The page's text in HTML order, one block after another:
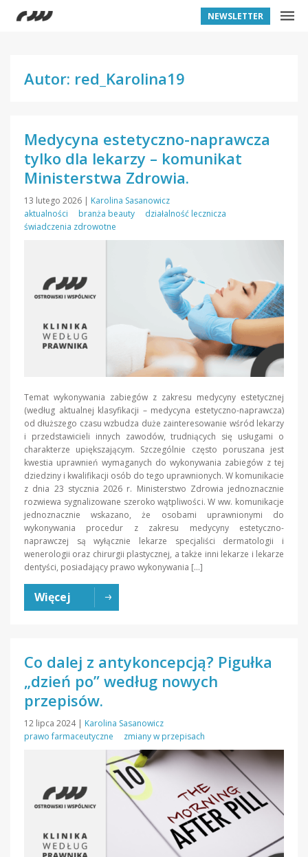
NEWSLETTER
Autor: red_Karolina19
Medycyna estetyczno-naprawcza
tylko dla lekarzy – komunikat
Ministerstwa Zdrowia.
13 lutego 2026 | Karolina Sasanowicz
aktualności
branża beauty
działalność lecznicza
świadczenia zdrowotne
Temat wykonywania zabiegów z zakresu medycyny estetycznej
(według aktualnej klasyfikacji – medycyna estetyczno-naprawcza)
od dłuższego czasu wzbudza duże zainteresowanie wśród lekarzy
i przedstawicieli innych zawodów, trudniących się usługami o
charakterze upiększającym. Szczególnie często poruszana jest
kwestia uprawnień wymaganych do wykonywania zabiegów z tej
dziedziny i kwalifikacji osób do tego uprawnionych. W komunikacie
z dnia 23 stycznia 2026 r. Ministerstwo Zdrowia jednoznacznie
rozwiewa sygnalizowane szeroko wątpliwości. W ww. komunikacje
jednoznacznie wskazano, że osobami uprawnionymi do
wykonywania procedur z zakresu medycyny estetyczno-
naprawczej są wyłącznie lekarze specjaliści dermatologii i
wenerologii oraz chirurgii plastycznej, a także inni lekarze i lekarze
dentyści, posiadający prawo wykonywania […]
Więcej
Co dalej z antykoncepcją? Pigułka
„dzień po” według nowych
przepisów.
12 lipca 2024 | Karolina Sasanowicz
prawo farmaceutyczne
zmiany w przepisach